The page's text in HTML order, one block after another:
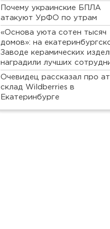
Почему украинские БПЛА
атакуют УрФО по утрам
«Основа уюта сотен тысяч
домов»: на
Заводе керамических
наградили лучших
Очевидец рассказал про
склад Wildberries в
Екатеринбурге